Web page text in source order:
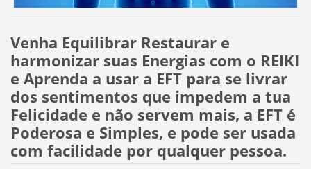
Venha Equilibrar Restaurar e
harmonizar suas Energias com o REIKI
e Aprenda a usar a EFT para se livrar
dos sentimentos que impedem a tua
Felicidade e não servem mais, a EFT é
Poderosa e Simples, e pode ser usada
com facilidade por qualquer pessoa.